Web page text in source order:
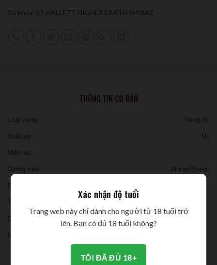
Từ khóa: ST HALLETT HIGHER EARTH SHIRAZ
THÔNG TIN CƠ BẢN
Loại vang: Vang đỏ
Xuất xứ: Úc
Niên vụ:
Giống nho: Shiraz/Syrah
Đóng chai:
Thời gian ủ:
Dung tích:
Nồng độ:
THƯỞNG THỨC
Xác nhận độ tuổi
Trang web này chỉ dành cho người từ 18 tuổi trở
lên. Bạn có đủ 18 tuổi không?
TÔI ĐÃ ĐỦ 18+